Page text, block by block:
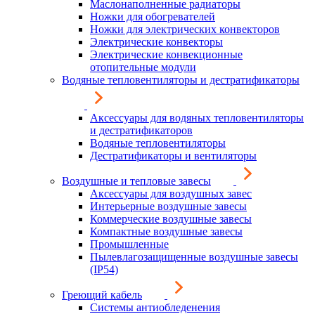
Маслонаполненные радиаторы
Ножки для обогревателей
Ножки для электрических конвекторов
Электрические конвекторы
Электрические конвекционные
отопительные модули
Водяные тепловентиляторы и дестратификаторы
Аксессуары для водяных тепловентиляторы
и дестратификаторов
Водяные тепловентиляторы
Дестратификаторы и вентиляторы
Воздушные и тепловые завесы
Аксессуары для воздушных завес
Интерьерные воздушные завесы
Коммерческие воздушные завесы
Компактные воздушные завесы
Промышленные
Пылевлагозащищенные воздушные завесы
(IP54)
Греющий кабель
Системы антиобледенения